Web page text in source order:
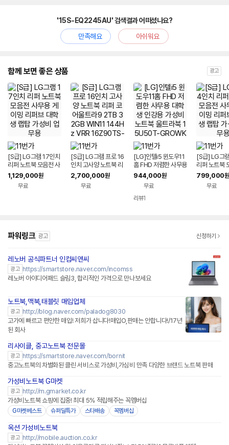
'15S-EQ2245AU' 검색결과 어떠셨나요?
만족해요
아쉬워요
함께 보면 좋은 상품 광고
[S급] LG그램 17인치
리퍼 노트북 모음전 사
무용 게이밍 리퍼브 대
학생 랩탑 가성비 업무
1,129,000원
무료
[S급] LG그램 프로 16
인치 고사양 노트북 리
퍼 코어울트라9 2TB
32GB WIN11 144H
z VRR 16Z90TS-G.
2,700,000원
무료
[LG]인텔i5 윈도우11
홈 FHD 저렴한 사무용
대학생 인강용 가성비
노트북 울트라북 15U
50T-GROWK
944,000원
무료
리뷰1
[S급] LG그
리퍼 노트북
무용 게이밍
학생 랩탑 가
799,000원
무료
파워링크 광고 신청하기
레노버 공식파트너 인컴씨앤씨
광고 https://smartstore.naver.com/incomss
레노버 아이디어패드 슬림3, 합리적인 가격으로 만나보세요
노트북,맥북,태블릿 매입업체
광고 http://blog.naver.com/paladog8030
고가에 빠르고 편안한 매입! 저희가 삽니다!매입O,판매는 안합니다!/17년
된 회사
리사이클, 중고노트북 전문몰
광고 https://smartstore.naver.com/bornit
중고노트북의 차별화된 클린 서비스로 가성비,가심비 만족 다양한 브랜드 노트북 판매
가성비노트북 G마켓
광고 http://m.gmarket.co.kr
가성비노트북 쇼핑에 집중! 최대 5% 적립해주는 꼭멤버십
G마켓베스트 슈퍼딜특가 스타배송 꼭멤버십
옥션 가성비노트북
광고 http://mobile.auction.co.kr